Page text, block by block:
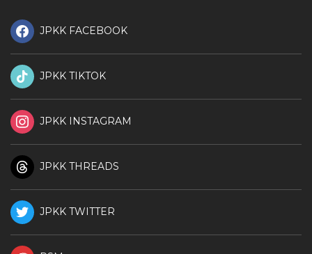
JPKK FACEBOOK
JPKK TIKTOK
JPKK INSTAGRAM
JPKK THREADS
JPKK TWITTER